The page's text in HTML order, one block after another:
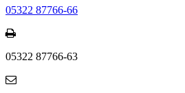
05322 87766-66
05322 87766-63